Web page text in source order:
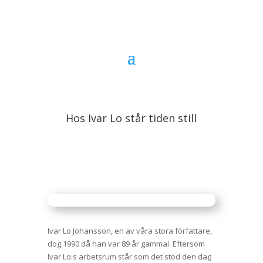
Hos Ivar Lo står tiden still
Ivar Lo Johansson, en av våra stora författare,
dog 1990 då han var 89 år gammal. Eftersom
Ivar Lo:s arbetsrum står som det stod den dag